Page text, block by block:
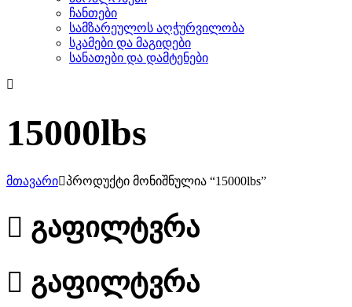
ჩანთები
სამზარეულოს აღჭურვილობა
სკამები და მაგიდები
სანათები და დამტენები
15000lbs
მთავარი პროდუქტი მონიშნულია “15000lbs”
გაფილტვრა
გაფილტვრა